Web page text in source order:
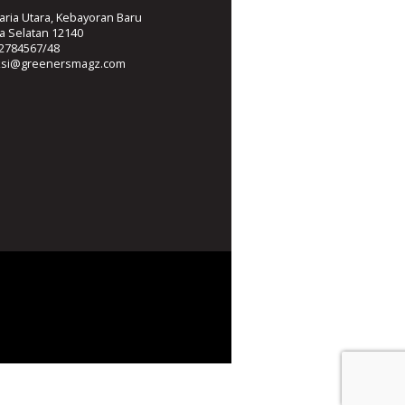
Utara, Kebayoran Baru
Selatan 12140
48